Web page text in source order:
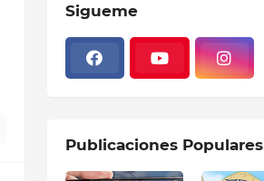
Sigueme
Publicaciones Populares